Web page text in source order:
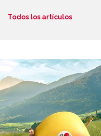
Todos los artículos